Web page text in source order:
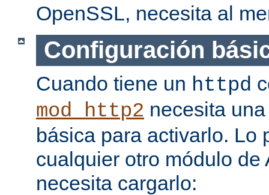
OpenSSL, necesita al
Configuración
Cuando tiene un httpd
mod_http2 necesita
básica para activarlo. Lo
cualquier otro módulo de
necesita cargarlo: